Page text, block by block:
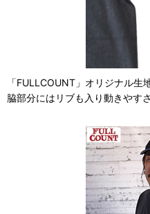
「FULLCOUNT」オリジナル生
脇部分にはリブも入り動きやす